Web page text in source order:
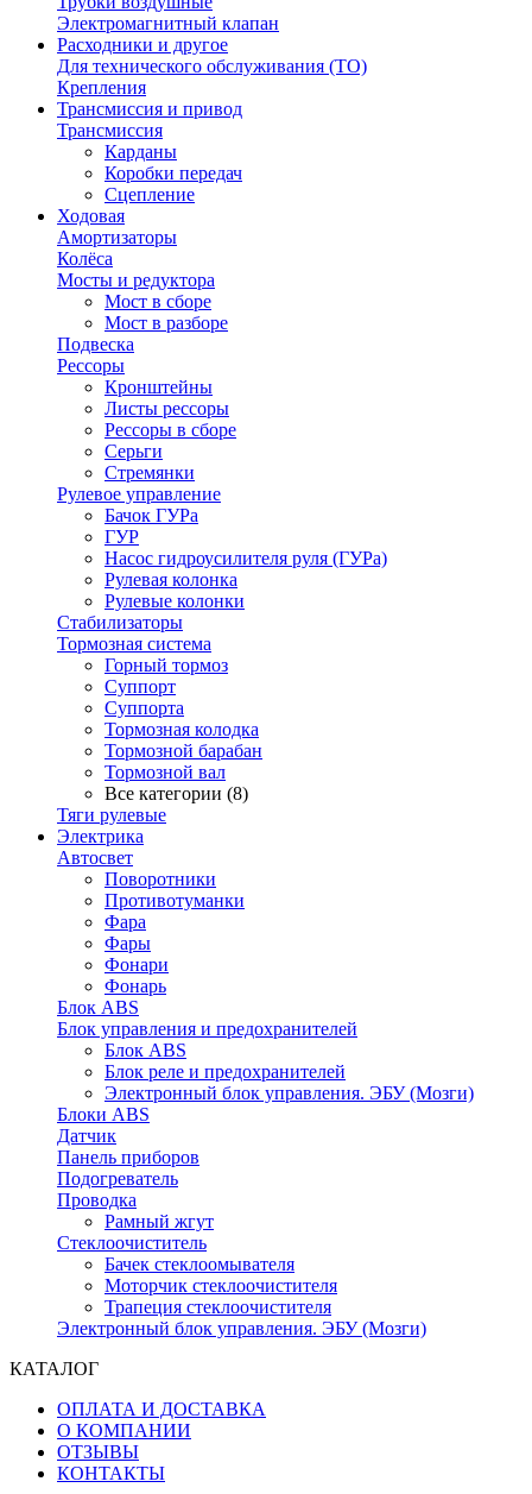
Электромагнитный клапан
Расходники и другое
Для технического обслуживания (ТО)
Крепления
Трансмиссия и привод
Трансмиссия
Карданы
Коробки передач
Сцепление
Ходовая
Амортизаторы
Колёса
Мосты и редуктора
Мост в сборе
Мост в разборе
Подвеска
Рессоры
Кронштейны
Листы рессоры
Рессоры в сборе
Серьги
Стремянки
Рулевое управление
Бачок ГУРа
ГУР
Насос гидроусилителя руля (ГУРа)
Рулевая колонка
Рулевые колонки
Стабилизаторы
Тормозная система
Горный тормоз
Суппорт
Суппорта
Тормозная колодка
Тормозной барабан
Тормозной вал
Все категории (8)
Тяги рулевые
Электрика
Автосвет
Поворотники
Противотуманки
Фара
Фары
Фонари
Фонарь
Блок ABS
Блок управления и предохранителей
Блок ABS
Блок реле и предохранителей
Электронный блок управления. ЭБУ (Мозги)
Блоки ABS
Датчик
Панель приборов
Подогреватель
Проводка
Рамный жгут
Стеклоочиститель
Бачек стеклоомывателя
Моторчик стеклоочистителя
Трапеция стеклоочистителя
Электронный блок управления. ЭБУ (Мозги)
КАТАЛОГ
ОПЛАТА И ДОСТАВКА
О КОМПАНИИ
ОТЗЫВЫ
КОНТАКТЫ